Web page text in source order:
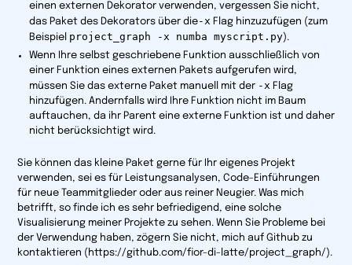
einen externen Dekorator verwenden, vergessen Sie nicht,
das Paket des Dekorators über die-x Flag hinzuzufügen (zum
Beispiel project_graph -x numba myscript.py).
Wenn Ihre selbst geschriebene Funktion ausschließlich von
einer Funktion eines externen Pakets aufgerufen wird,
müssen Sie das externe Paket manuell mit der -x Flag
hinzufügen. Andernfalls wird Ihre Funktion nicht im Baum
auftauchen, da ihr Parenteine externe Funktion ist und daher
nicht berücksichtigt wird.
Sie können das kleine Paket gerne für Ihr eigenes Projekt
verwenden, sei es für Leistungsanalysen, Code-Einführungen
für neue Teammitglieder oder aus reiner Neugier. Was mich
betrifft, so finde ich es sehr befriedigend, eine solche
Visualisierung meiner Projekte zu sehen. Wenn Sie Probleme bei
der Verwendung haben, zögern Sie nicht, mich auf Github zu
kontaktieren (https://github.com/fior-di-latte/project_graph/).